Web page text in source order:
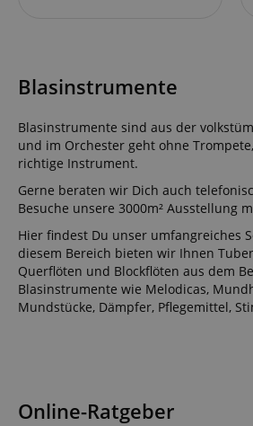
Blasinstrumente
Blasinstrumente sind aus der
und im Orchester geht ohne
richtige Instrument.
Gerne beraten wir Dich auch
Besuche unsere 3000m² Ausstellung
Hier findest Du unser umfangreiches
diesem Bereich bieten wir Ihnen
Querflöten und Blockflöten aus dem
Blasinstrumente wie Melodicas,
Mundstücke, Dämpfer, Pflegemittel,
Online-Ratgeber